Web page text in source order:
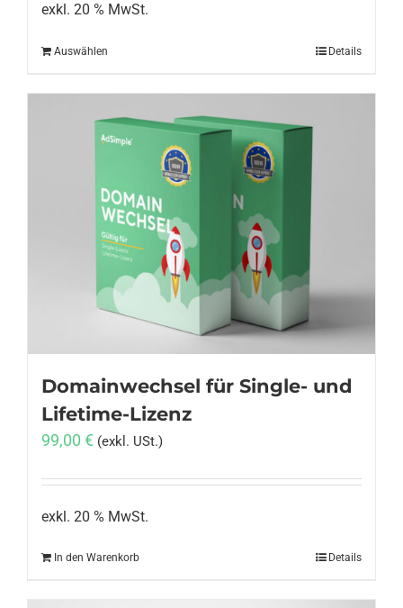
exkl. 20 % MwSt.
Auswählen Details
Domainwechsel für Single- und
Lifetime-Lizenz
99,00 € (exkl. USt.)
exkl. 20 % MwSt.
In den Warenkorb Details